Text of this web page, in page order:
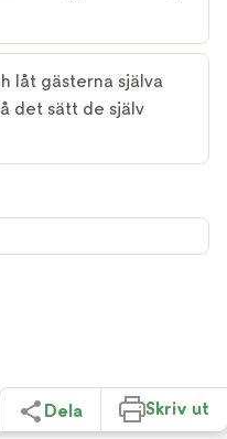
låt gästerna själva
det sätt de själv
Dela Skriv ut